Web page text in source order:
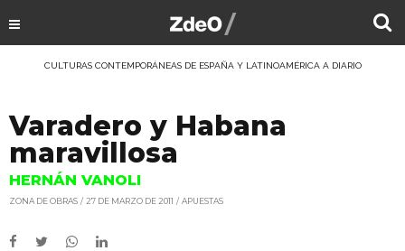
CULTURAS CONTEMPORÁNEAS DE ESPAÑA Y LATINOAMÉRICA A DIARIO
Varadero y Habana
maravillosa
HERNÁN VANOLI
ZONA DE OBRAS 27 DE MARZO DE 2011 APUESTAS